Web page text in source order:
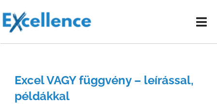
E-learning oktatóanyagok
Excel VAGY függvény – leírással,
példákkal